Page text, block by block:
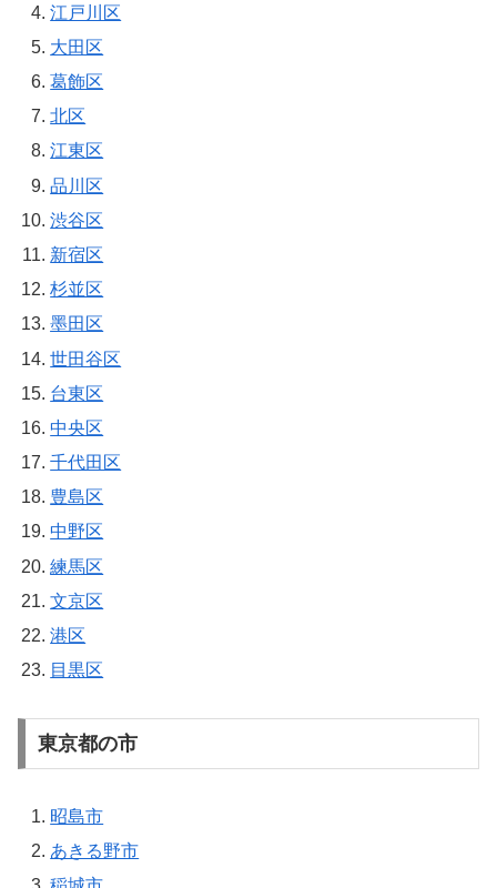
江戸川区
大田区
葛飾区
北区
江東区
品川区
渋谷区
新宿区
杉並区
墨田区
世田谷区
台東区
中央区
千代田区
豊島区
中野区
練馬区
文京区
港区
目黒区
東京都の市
昭島市
あきる野市